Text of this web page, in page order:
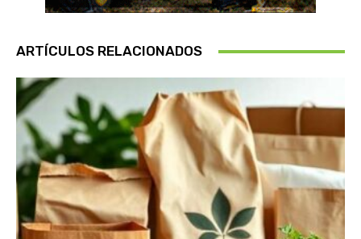
ARTÍCULOS RELACIONADOS